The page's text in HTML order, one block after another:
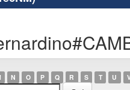
N O P Q R S T U